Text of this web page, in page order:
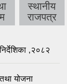
स्थानीय
राजपत्र
,२०८२
योजना